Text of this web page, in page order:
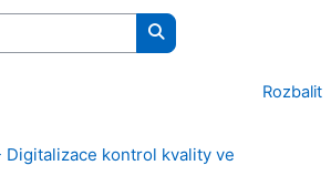
Vyhledat kurzy
Rozbalit
Digitalizace kontrol kvality ve